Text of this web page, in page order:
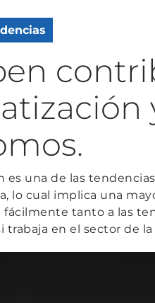
es una de las
lo cual implica una
fácilmente tanto a las
trabaja en el sector de